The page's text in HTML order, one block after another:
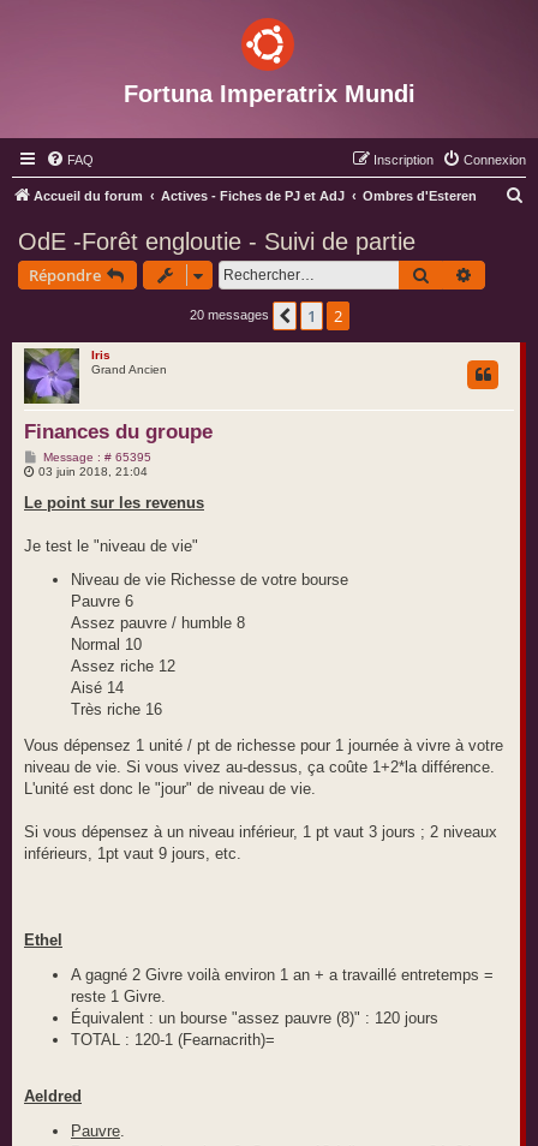
Fortuna Imperatrix Mundi
FAQ Connexion
Inscription
Accueil du forum Actives - Fiches de PJ et AdJ Ombres d'Esteren
OdE -Forêt engloutie - Suivi de partie
Répondre Rechercher
20 messages Précédent
1 2
Iris
Grand Ancien
Finances du groupe
Message : # 65395M
s
a
e
03 juin 2018, 21:04
Le point sur les revenus
Je test le "niveau de vie"
Niveau de vie Richesse de votre bourse
Pauvre 6
Assez pauvre / humble 8
Normal 10
Assez riche 12
Aisé 14
Très riche 16
Vous dépensez 1 unité / pt de richesse pour 1 journée à vivre à votre
niveau de vie. Si vous vivez au-dessus, ça coûte 1+2*la différence.
L'unité est donc le "jour" de niveau de vie.
Si vous dépensez à un niveau inférieur, 1 pt vaut 3 jours ; 2 niveaux
inférieurs, 1pt vaut 9 jours, etc.
Ethel
A gagné 2 Givre voilà environ 1 an + a travaillé entretemps =
reste 1 Givre.
Équivalent : un bourse "assez pauvre (8)" : 120 jours
TOTAL : 120-1 (Fearnacrith)=
Aeldred
Pauvre